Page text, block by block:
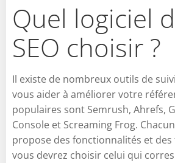
Quel logiciel
SEO choisir ?
Il existe de nombreux outils de
vous aider à améliorer votre
populaires sont Semrush, Ahrefs,
Console et Screaming Frog.
propose des fonctionnalités et
vous devrez choisir celui qui